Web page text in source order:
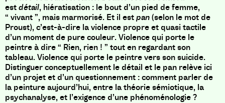
estdétail, hiératisation : le bout d’un pied de femme,
“ vivant ”, mais marmorisé. Et il estpan(selon le mot de
Proust), c’est-à-dire la violence propre et quasi tactile
d’un moment de pure couleur. Violence qui porte le
peintre à dire “ Rien, rien ! ” tout en regardant son
tableau. Violence qui porte le peintre vers son suicide.
Distinguer conceptuellement le détail et le pan relève ici
d’un projet et d’un questionnement : comment parler de
la peinture aujourd’hui, entre la théorie sémiotique, la
psychanalyse, et l’exigence d’une phénoménologie ?